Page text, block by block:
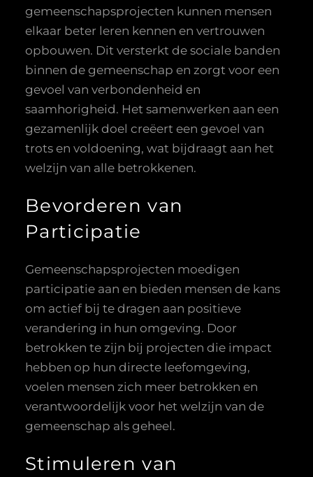
gemeenschapsprojecten kunnen mensen
elkaar beter leren kennen en vertrouwen
opbouwen. Dit versterkt de sociale banden
binnen de gemeenschap en zorgt voor een
gevoel van verbondenheid en
saamhorigheid. Het samenwerken aan een
gezamenlijk doel creëert een gevoel van
trots en voldoening, wat bijdraagt aan het
welzijn van alle betrokkenen.
Bevorderen van
Participatie
Gemeenschapsprojecten moedigen
participatie aan en bieden mensen de kans
om actief bij te dragen aan positieve
verandering in hun omgeving. Door
betrokken te zijn bij projecten die impact
hebben op hun directe leefomgeving,
voelen mensen zich meer betrokken en
verantwoordelijk voor het welzijn van de
gemeenschap als geheel.
Stimuleren van